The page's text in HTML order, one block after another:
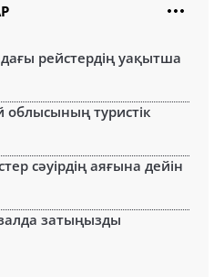
рейстердің уақытша
туристік
сәуірдің аяғына дейін
затыңызды